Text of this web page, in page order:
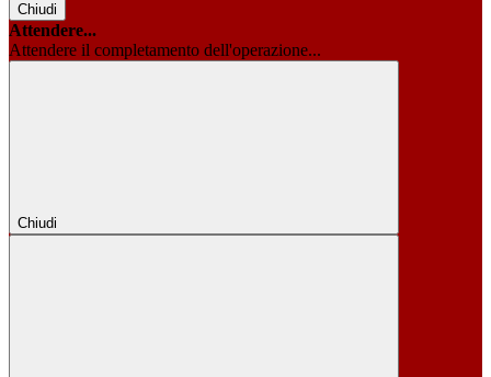
Chiudi
Attendere...
Attendere il completamento dell'operazione...
Chiudi